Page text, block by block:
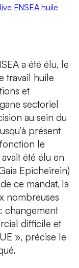
FNSEA huile
a été élu, le
travail huile
et
sectoriel
au sein du
présent
le
été élu en
Epicheirein)
ce mandat, la
nombreuses
changement
difficile et
», précise le